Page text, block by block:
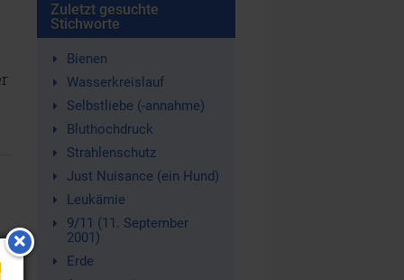
Zuletzt gesuchte
Stichworte
Bienen
Wasserkreislauf
Selbstliebe (-annahme)
Bluthochdruck
Strahlenschutz
Just Nuisance (ein Hund)
Leukämie
9/11 (11. September
2001)
Erde